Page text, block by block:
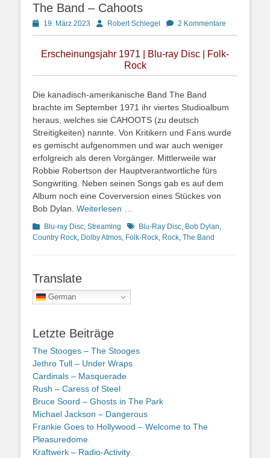
The Band – Cahoots
Posted
on
19. März 2023 AutorRobert Schlegel 2 Kommentare
Erscheinungsjahr 1971 | Blu-ray Disc | Folk-
Rock
Die kanadisch-amerikanische Band The Band
brachte im September 1971 ihr viertes Studioalbum
heraus, welches sie CAHOOTS (zu deutsch
Streitigkeiten) nannte. Von Kritikern und Fans wurde
es gemischt aufgenommen und war auch weniger
erfolgreich als deren Vorgänger. Mittlerweile war
Robbie Robertson der Hauptverantwortliche fürs
Songwriting. Neben seinen Songs gab es auf dem
Album noch eine Coverversion eines Stückes von
Bob Dylan. Weiterlesen …
Kategorien
Blu-ray Disc Streaming Schlagworte
Blu-Ray Disc Bob Dylan
Country Rock Dolby Atmos Folk-Rock Rock The Band
Translate
German
Letzte Beiträge
The Stooges – The Stooges
Jethro Tull – Under Wraps
Cardinals – Masquerade
Rush – Caress of Steel
Bruce Soord – Ghosts in The Park
Michael Jackson – Dangerous
Frankie Goes to Hollywood – Welcome to The
Pleasuredome
Kraftwerk – Radio-Activity